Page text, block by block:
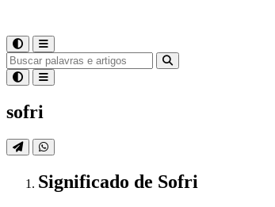
sofri
Significado de Sofri